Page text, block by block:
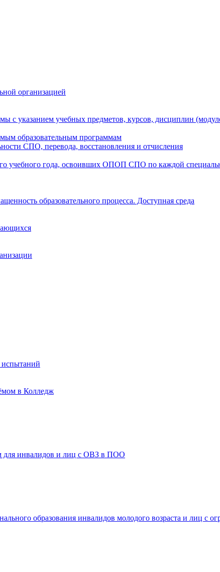
организацией
с указанием учебных предметов, курсов, дисциплин
образовательным программам
СПО, перевода, восстановления и отчисления
учебного года, освоивших ОПОП СПО по каждой
образовательного процесса. Доступная среда
в Колледж
для инвалидов и лиц с ОВЗ в ПОО
образования инвалидов молодого возраста и лиц с